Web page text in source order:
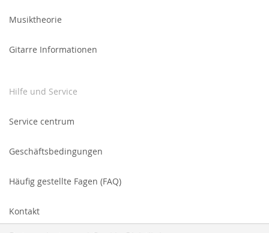
für
an:
Musiktheorie
Gitarre Informationen
Hilfe und Service
Service centrum
Geschäftsbedingungen
Häufig gestellte Fagen (FAQ)
Kontakt